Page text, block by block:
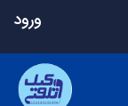
ورود